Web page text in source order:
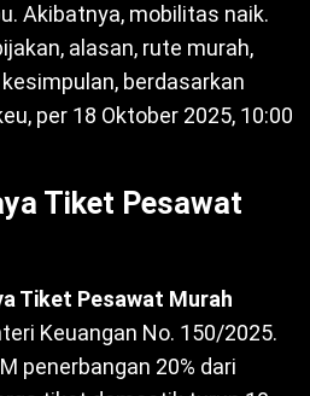
Akibatnya, mobilitas naik.
alasan, rute murah,
berdasarkan
per 18 Oktober 2025, 10:00
Tiket Pesawat
Tiket Pesawat Murah
Keuangan No. 150/2025.
penerbangan 20% dari